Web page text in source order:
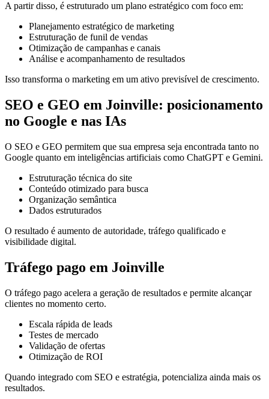
A partir disso, é estruturado um plano estratégico com foco em:
Planejamento estratégico de marketing
Estruturação de funil de vendas
Otimização de campanhas e canais
Análise e acompanhamento de resultados
Isso transforma o marketing em um ativo previsível de crescimento.
SEO e GEO em Joinville: posicionamento
no Google e nas IAs
O SEO e GEO permitem que sua empresa seja encontrada tanto no
Google quanto em inteligências artificiais como ChatGPT e Gemini.
Estruturação técnica do site
Conteúdo otimizado para busca
Organização semântica
Dados estruturados
O resultado é aumento de autoridade, tráfego qualificado e
visibilidade digital.
Tráfego pago em Joinville
O tráfego pago acelera a geração de resultados e permite alcançar
clientes no momento certo.
Escala rápida de leads
Testes de mercado
Validação de ofertas
Otimização de ROI
Quando integrado com SEO e estratégia, potencializa ainda mais os
resultados.